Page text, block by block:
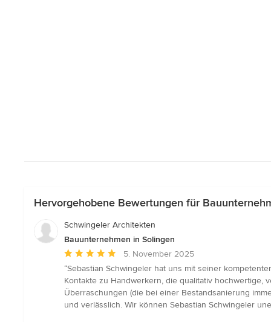
Hervorgehobene Bewertungen für
Schwingeler Architekten
Bauunternehmen in Solingen
Durchschnittliche
Bewertung:
5
von
5
5. November 2025
“Sebastian Schwingeler hat uns mit seiner
Kontakte zu Handwerkern, die qualitativ hochwertige,
Überraschungen (die bei einer Bestandsanierung
und verlässlich. Wir können Sebastian Schwingeler